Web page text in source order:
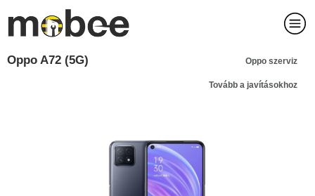
Oppo A72 (5G) Oppo szerviz
Tovább a javításokhoz